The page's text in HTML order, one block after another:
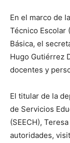
En el marco de
Técnico Escolar
Básica, el
Hugo Gutiérrez
docentes y
El titular de la
de Servicios
(SEECH),
autoridades,